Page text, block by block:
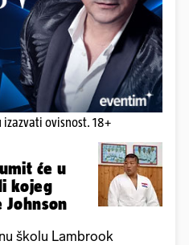
izazvati ovisnost. 18+
će u
kojeg
školu Lambrook